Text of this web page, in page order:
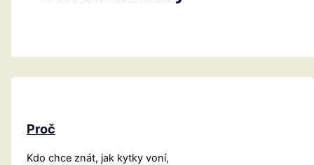
Proč
Kdo chce znát, jak kytky voní,